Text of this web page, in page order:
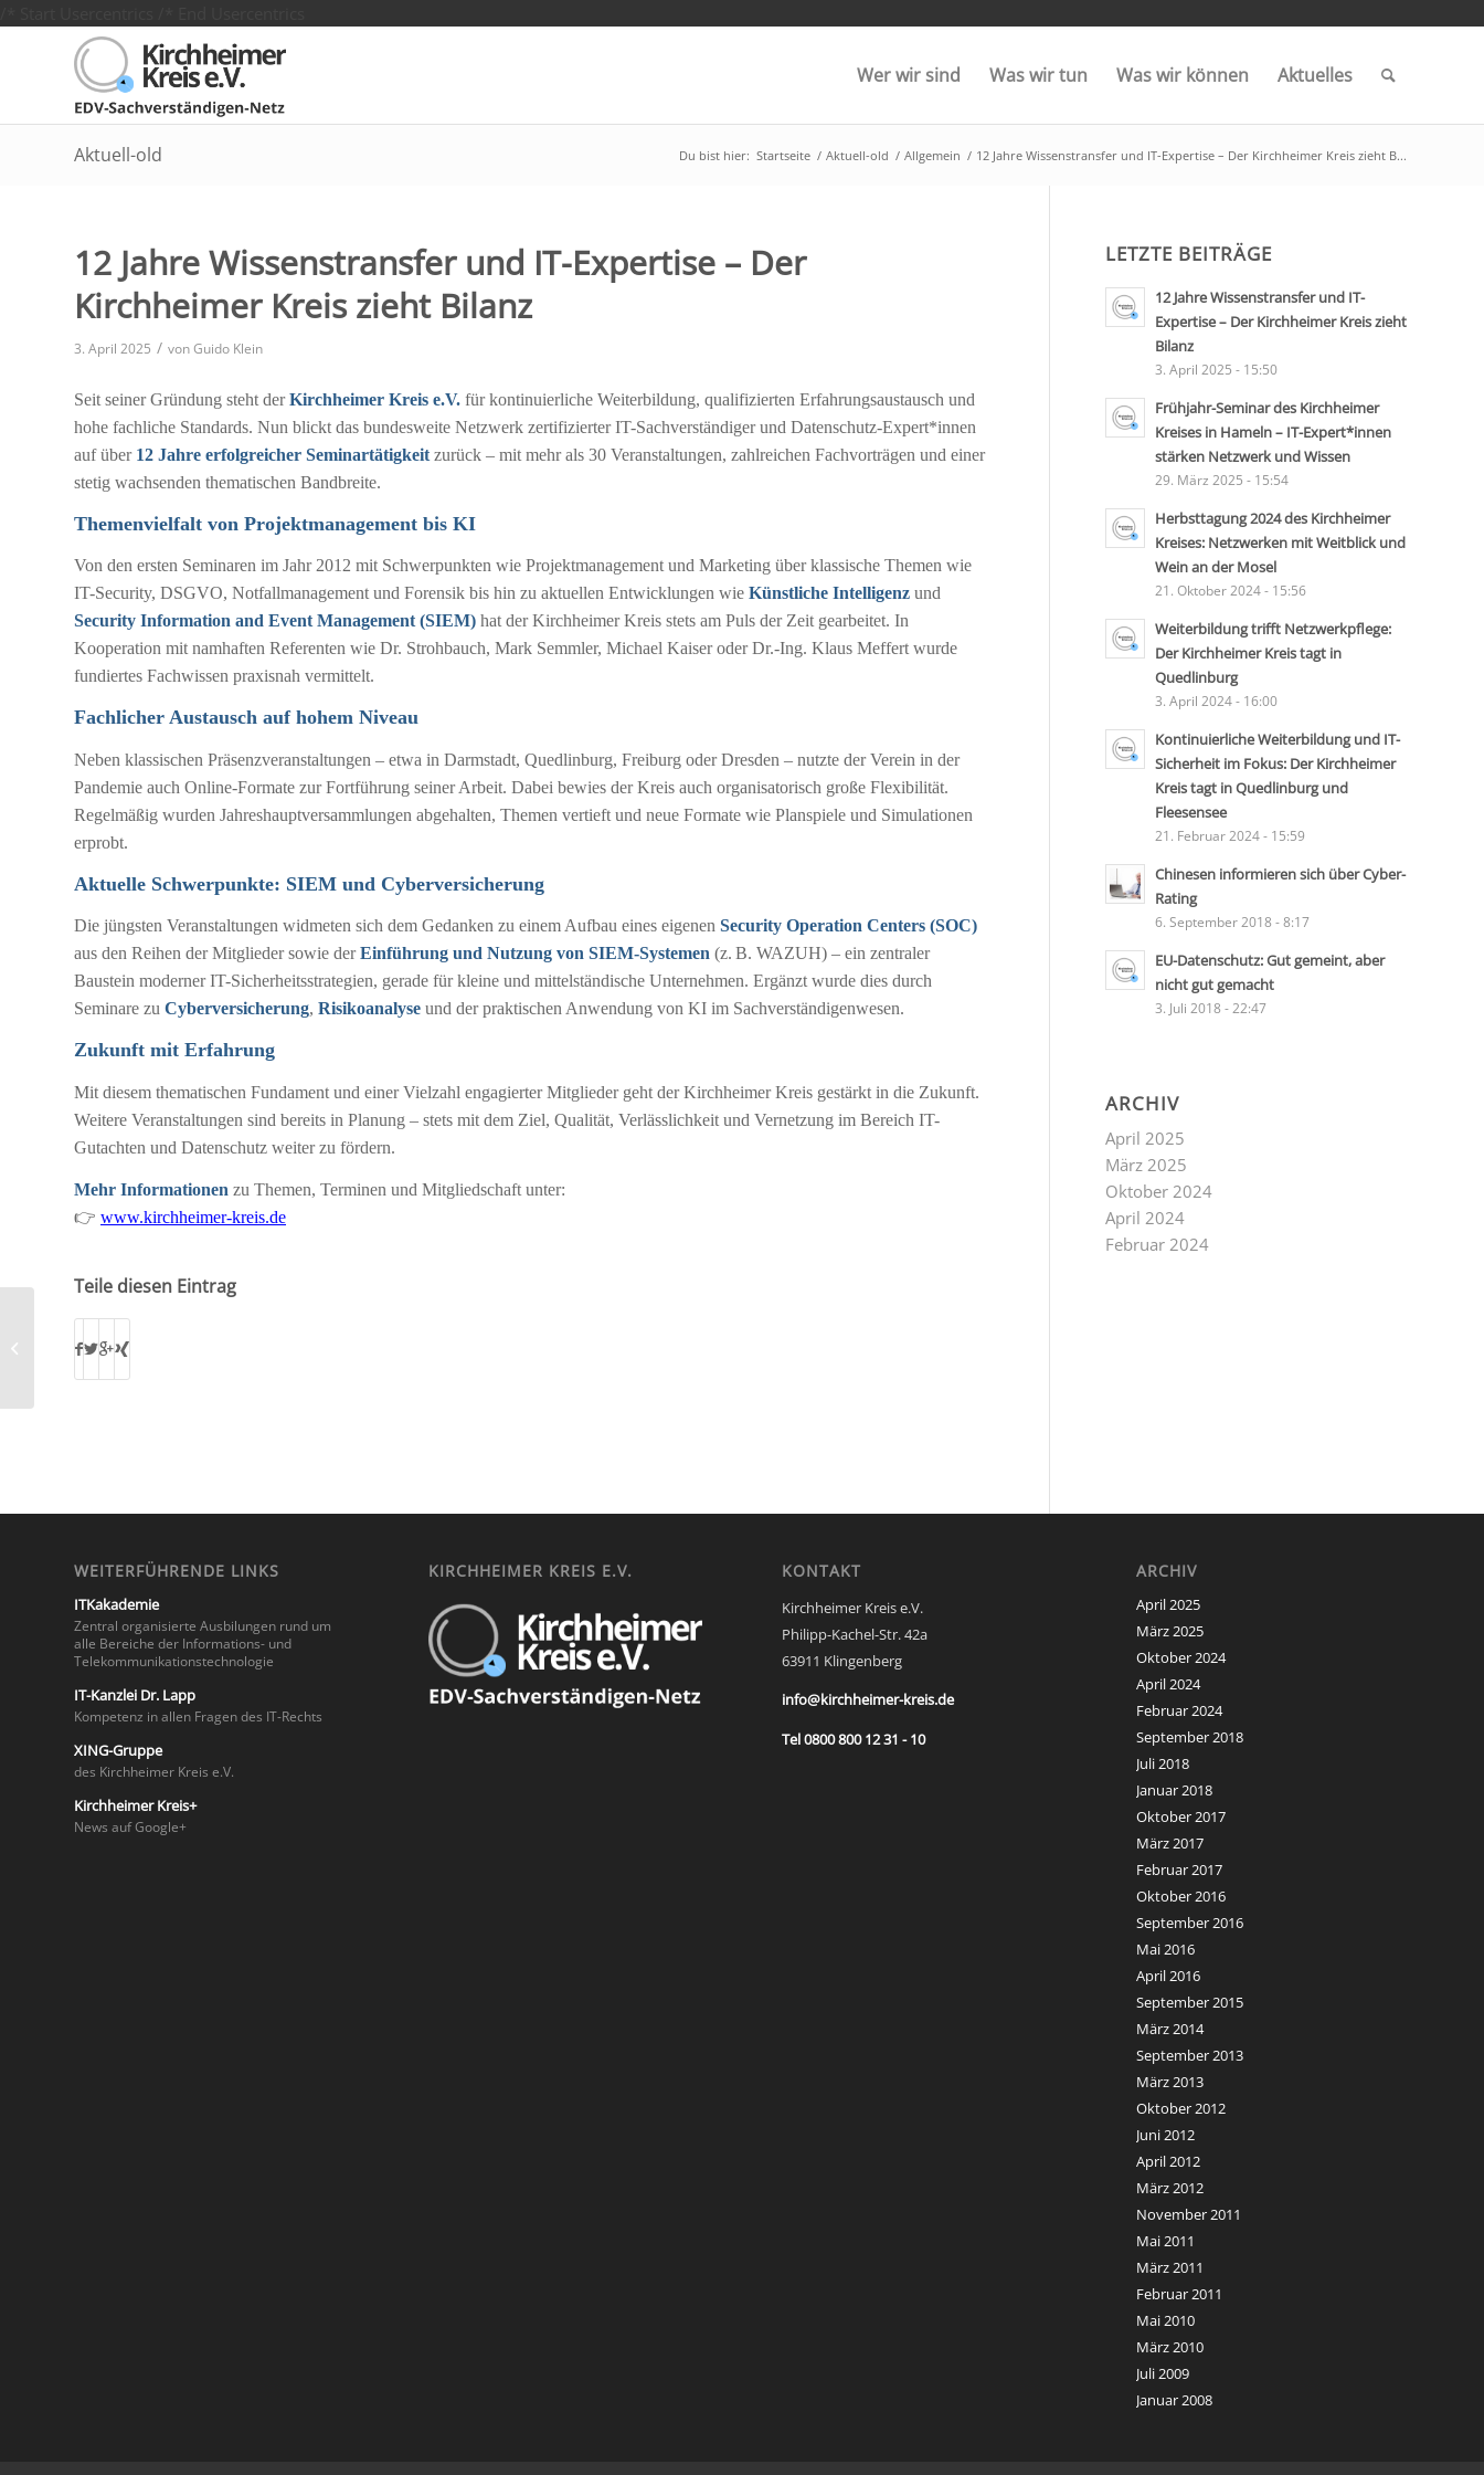
Wer wir sind Was wir tun Was wir können Aktuelles
Aktuell-old Du bist hier: Startseite / Aktuell-old / Allgemein / 12 Jahre Wissenstransfer und IT-Expertise – Der Kirchheimer Kreis zieht B...
12 Jahre Wissenstransfer und IT-Expertise – Der
Kirchheimer Kreis zieht Bilanz
3. April 2025 / vonGuido Klein
Seit seiner Gründung steht derKirchheimer Kreis e.V. für kontinuierliche Weiterbildung, qualifizierten Erfahrungsaustausch und
hohe fachliche Standards. Nun blickt das bundesweite Netzwerk zertifizierter IT-Sachverständiger und Datenschutz-Expert*innen
auf über 12 Jahre erfolgreicher Seminartätigkeit zurück – mit mehr als 30 Veranstaltungen, zahlreichen Fachvorträgen und einer
stetig wachsenden thematischen Bandbreite.
Themenvielfalt von Projektmanagement bis KI
Von den ersten Seminaren im Jahr 2012 mit Schwerpunkten wie Projektmanagement und Marketing über klassische Themen wie
IT-Security, DSGVO, Notfallmanagement und Forensik bis hin zu aktuellen Entwicklungen wie Künstliche Intelligenz und
Security Information and Event Management (SIEM) hat der Kirchheimer Kreis stets am Puls der Zeit gearbeitet. In
Kooperation mit namhaften Referenten wie Dr. Strohbauch, Mark Semmler, Michael Kaiser oder Dr.-Ing. Klaus Meffert wurde
fundiertes Fachwissen praxisnah vermittelt.
Fachlicher Austausch auf hohem Niveau
Neben klassischen Präsenzveranstaltungen – etwa in Darmstadt, Quedlinburg, Freiburg oder Dresden – nutzte der Verein in der
Pandemie auch Online-Formate zur Fortführung seiner Arbeit. Dabei bewies der Kreis auch organisatorisch große Flexibilität.
Regelmäßig wurden Jahreshauptversammlungen abgehalten, Themen vertieft und neue Formate wie Planspiele und Simulationen
erprobt.
Aktuelle Schwerpunkte: SIEM und Cyberversicherung
Die jüngsten Veranstaltungen widmeten sich dem Gedanken zu einem Aufbau eines eigenen Security Operation Centers (SOC)
aus den Reihen der Mitglieder sowie derEinführung und Nutzung von SIEM-Systemen (z. B. WAZUH) – ein zentraler
Baustein moderner IT-Sicherheitsstrategien, gerade für kleine und mittelständische Unternehmen. Ergänzt wurde dies durch
Seminare zu Cyberversicherung, Risikoanalyse und der praktischen Anwendung von KI im Sachverständigenwesen.
Zukunft mit Erfahrung
Mit diesem thematischen Fundament und einer Vielzahl engagierter Mitglieder geht der Kirchheimer Kreis gestärkt in die Zukunft.
Weitere Veranstaltungen sind bereits in Planung – stets mit dem Ziel, Qualität, Verlässlichkeit und Vernetzung im Bereich IT-
Gutachten und Datenschutz weiter zu fördern.
Mehr Informationen zu Themen, Terminen und Mitgliedschaft unter:
👉 www.kirchheimer-kreis.de
Teile diesen Eintrag
LETZTE BEITRÄGE
12 Jahre Wissenstransfer und IT-
Expertise – Der Kirchheimer Kreis zieht
Bilanz
3. April 2025 - 15:50
Frühjahr-Seminar des Kirchheimer
Kreises in Hameln – IT-Expert*innen
stärken Netzwerk und Wissen
29. März 2025 - 15:54
Herbsttagung 2024 des Kirchheimer
Kreises: Netzwerken mit Weitblick und
Wein an der Mosel
21. Oktober 2024 - 15:56
Weiterbildung trifft Netzwerkpflege:
Der Kirchheimer Kreis tagt in
Quedlinburg
3. April 2024 - 16:00
Kontinuierliche Weiterbildung und IT-
Sicherheit im Fokus: Der Kirchheimer
Kreis tagt in Quedlinburg und
Fleesensee
21. Februar 2024 - 15:59
Chinesen informieren sich über Cyber-
Rating
6. September 2018 - 8:17
EU-Datenschutz: Gut gemeint, aber
nicht gut gemacht
3. Juli 2018 - 22:47
ARCHIV
April 2025
März 2025
Oktober 2024
April 2024
Februar 2024
WEITERFÜHRENDE LINKS
ITKakademie
Zentral organisierte Ausbilungen rund um
alle Bereiche der Informations- und
Telekommunikationstechnologie
IT-Kanzlei Dr. Lapp
Kompetenz in allen Fragen des IT-Rechts
XING-Gruppe
des Kirchheimer Kreis e.V.
Kirchheimer Kreis+
News auf Google+
KIRCHHEIMER KREIS E.V. KONTAKT
Kirchheimer Kreis e.V.
Philipp-Kachel-Str. 42a
63911 Klingenberg
info@kirchheimer-kreis.de
Tel 0800 800 12 31 - 10
ARCHIV
April 2025
März 2025
Oktober 2024
April 2024
Februar 2024
September 2018
Juli 2018
Januar 2018
Oktober 2017
März 2017
Februar 2017
Oktober 2016
September 2016
Mai 2016
April 2016
September 2015
März 2014
September 2013
März 2013
Oktober 2012
Juni 2012
April 2012
März 2012
November 2011
Mai 2011
März 2011
Februar 2011
Mai 2010
März 2010
Juli 2009
Januar 2008
Frühjahr-Seminar des Kirchheimer
Kreises in Hameln – IT-Expert*innen